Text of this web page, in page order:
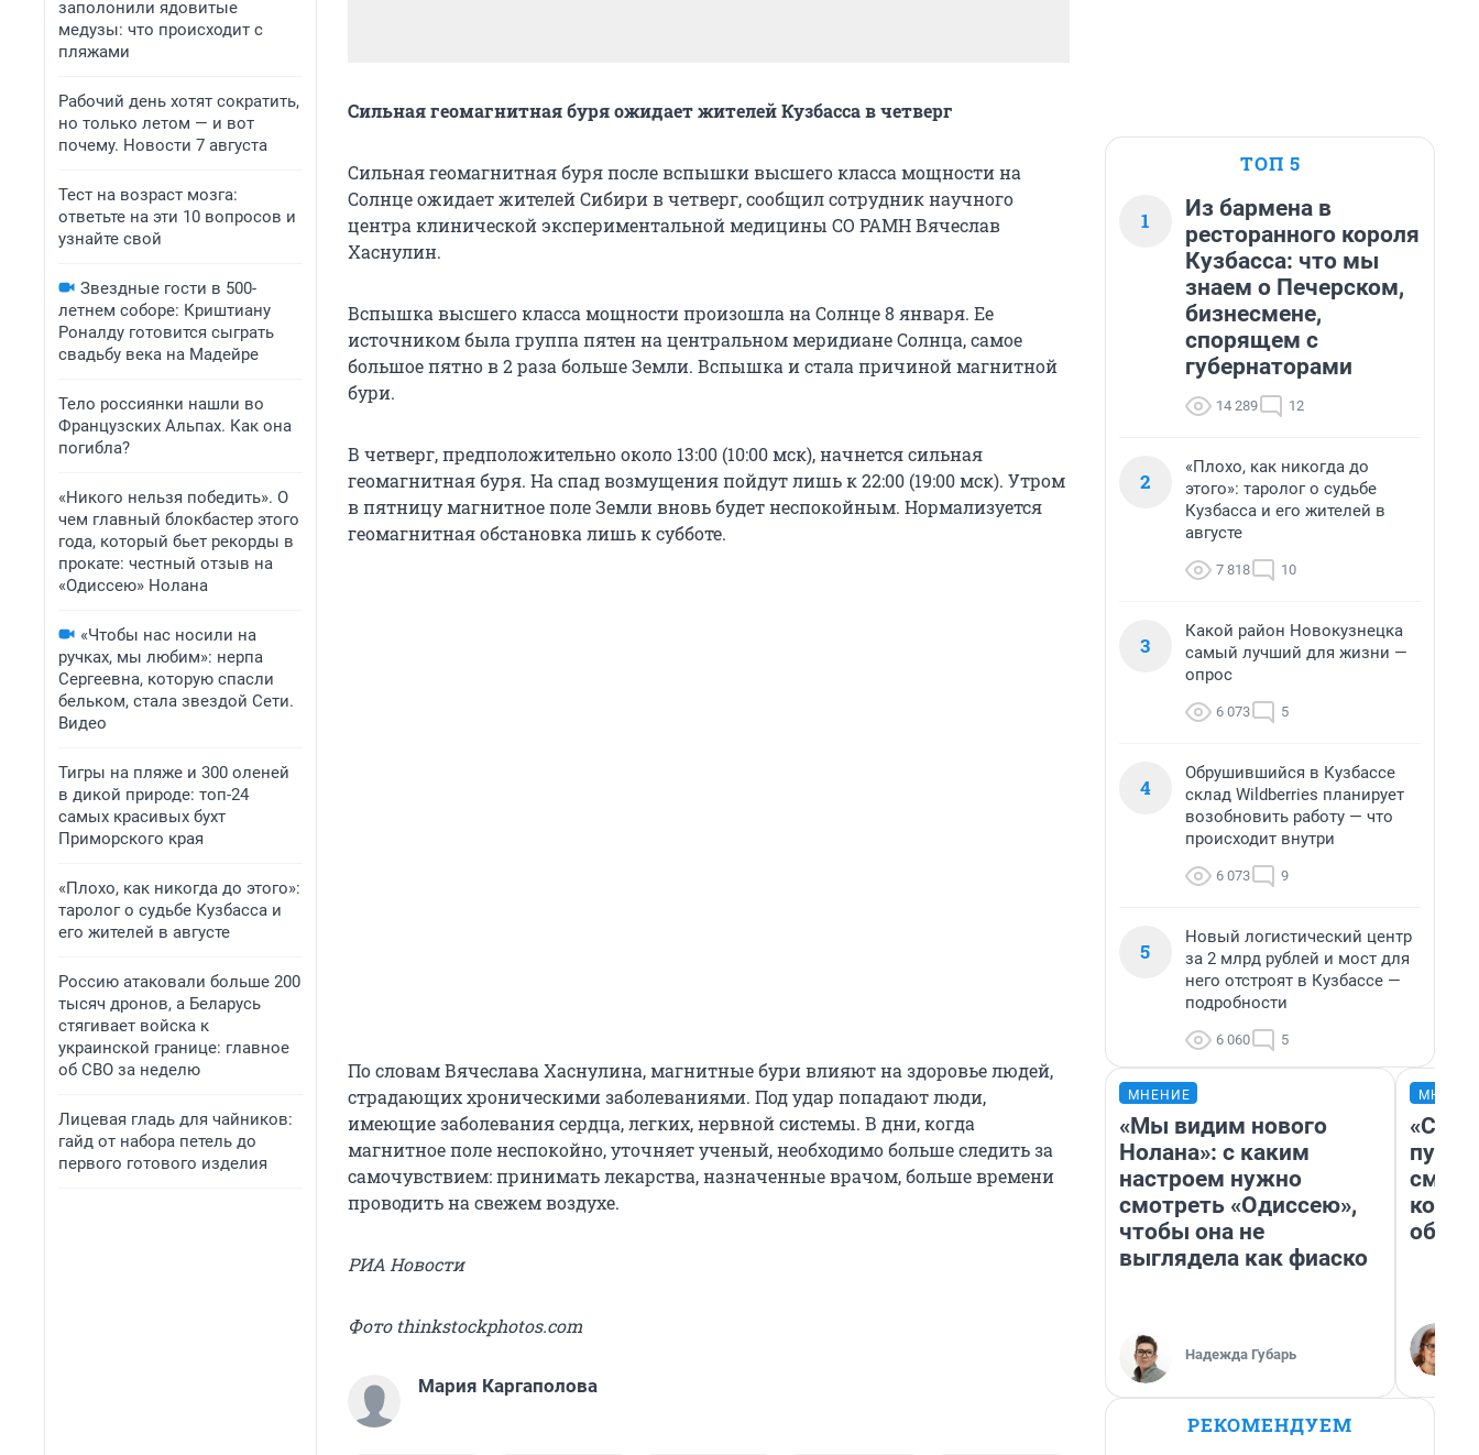
заполонили ядовитые
медузы: что происходит с
пляжами
Рабочий день хотят сократить,
но только летом — и вот
почему. Новости 7 августа
Тест на возраст мозга:
ответьте на эти 10 вопросов и
узнайте свой
Звездные гости в 500-
летнем соборе: Криштиану
Роналду готовится сыграть
свадьбу века на Мадейре
Тело россиянки нашли во
Французских Альпах. Как она
погибла?
«Никого нельзя победить». О
чем главный блокбастер этого
года, который бьет рекорды в
прокате: честный отзыв на
«Одиссею» Нолана
«Чтобы нас носили на
ручках, мы любим»: нерпа
Сергеевна, которую спасли
бельком, стала звездой Сети.
Видео
Тигры на пляже и 300 оленей
в дикой природе: топ-24
самых красивых бухт
Приморского края
«Плохо, как никогда до этого»:
таролог о судьбе Кузбасса и
его жителей в августе
Россию атаковали больше 200
тысяч дронов, а Беларусь
стягивает войска к
украинской границе: главное
об СВО за неделю
Лицевая гладь для чайников:
гайд от набора петель до
первого готового изделия
Сильная геомагнитная буря ожидает жителей Кузбасса в четверг
Сильная геомагнитная буря после вспышки высшего класса мощности на
Солнце ожидает жителей Сибири в четверг, сообщил сотрудник научного
центра клинической экспериментальной медицины СО РАМН Вячеслав
Хаснулин.
Вспышка высшего класса мощности произошла на Солнце 8 января. Ее
источником была группа пятен на центральном меридиане Солнца, самое
большое пятно в 2 раза больше Земли. Вспышка и стала причиной магнитной
бури.
В четверг, предположительно около 13:00 (10:00 мск), начнется сильная
геомагнитная буря. На спад возмущения пойдут лишь к 22:00 (19:00 мск). Утром
в пятницу магнитное поле Земли вновь будет неспокойным. Нормализуется
геомагнитная обстановка лишь к субботе.
По словам Вячеслава Хаснулина, магнитные бури влияют на здоровье людей,
страдающих хроническими заболеваниями. Под удар попадают люди,
имеющие заболевания сердца, легких, нервной системы. В дни, когда
магнитное поле неспокойно, уточняет ученый, необходимо больше следить за
самочувствием: принимать лекарства, назначенные врачом, больше времени
проводить на свежем воздухе.
РИА Новости
Фото thinkstockphotos.com
Мария Каргаполова
ТОП 5
1
Из бармена в
ресторанного короля
Кузбасса: что мы
знаем о Печерском,
бизнесмене,
спорящем с
губернаторами
14 289 12
2
«Плохо, как никогда до
этого»: таролог о судьбе
Кузбасса и его жителей в
августе
7 818 10
3
Какой район Новокузнецка
самый лучший для жизни —
опрос
6 073 5
4
Обрушившийся в Кузбассе
склад Wildberries планирует
возобновить работу — что
происходит внутри
6 073 9
5
Новый логистический центр
за 2 млрд рублей и мост для
него отстроят в Кузбассе —
подробности
6 060 5
МНЕНИЕ
«Мы видим нового
Нолана»: с каким
настроем нужно
смотреть «Одиссею»,
чтобы она не
выглядела как фиаско
Надежда Губарь
РЕКОМЕНДУЕМ